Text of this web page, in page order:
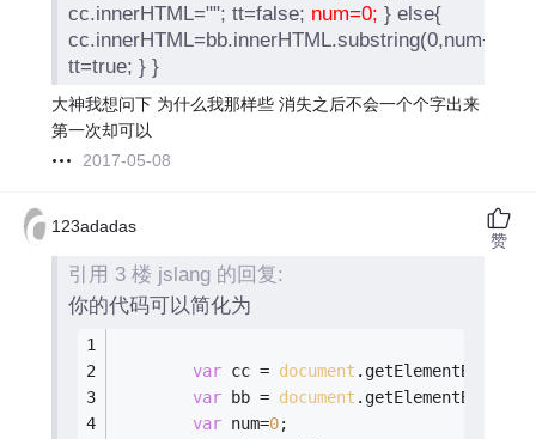
cc.innerHTML=""; tt=false; num=0;} else{
cc.innerHTML=bb.innerHTML.substring(0,num++);
tt=true; } }
大神我想问下 为什么我那样些 消失之后不会一个个字出来
第一次却可以
2017-05-08
123adadas
引用 3 楼 jslang 的回复:
你的代码可以简化为
var cc = document .getElementById(
var bb = document .getElementById(
var num=0;
赞